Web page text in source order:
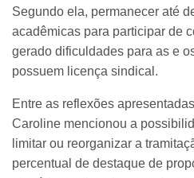
Segundo ela, permanecer até
acadêmicas para participar de
gerado dificuldades para as e
possuem licença sindical.
Entre as reflexões
Caroline mencionou a
limitar ou reorganizar a
percentual de destaque de